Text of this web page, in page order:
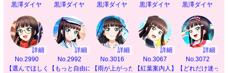
黒澤ダイヤ
黒澤ダイヤ
黒澤ダイヤ
黒澤ダイヤ
黒澤ダイヤ
詳細
No.2990
【選んでほしくて】
詳細
No.2992
【もっと自由に】
詳細
No.3016
【雨が上がったら】
詳細
No.3067
【紅葉案内人】
詳細
No.3072
【どれだけ迷って